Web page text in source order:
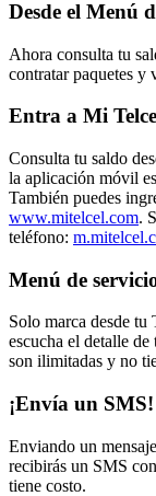
Desde el Menú
Ahora consulta tu
contratar paquetes y
Entra a Mi
Consulta tu saldo
la aplicación móvil
También puedes
www.mitelcel.com.
teléfono:
Menú de
Solo marca desde
escucha el detalle
son ilimitadas y no
¡Envía un SMS!
Enviando un
recibirás un SMS
tiene costo.